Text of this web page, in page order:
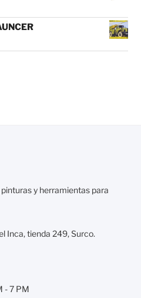
y herramientas para
Inca, tienda 249, Surco.
- 7 PM